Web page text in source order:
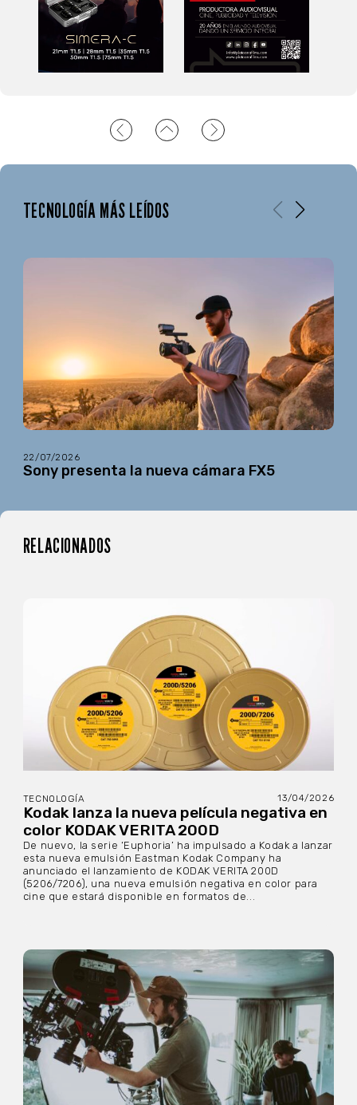
TECNOLOGÍA MÁS LEÍDOS
22/07/2026
Sony presenta la nueva cámara FX5
RELACIONADOS
TECNOLOGÍA 13/04/2026
Kodak lanza la nueva película negativa en
color KODAK VERITA 200D
De nuevo, la serie ‘Euphoria’ ha impulsado a Kodak a lanzar
esta nueva emulsión Eastman Kodak Company ha
anunciado el lanzamiento de KODAK VERITA 200D
(5206/7206), una nueva emulsión negativa en color para
cine que estará disponible en formatos de...